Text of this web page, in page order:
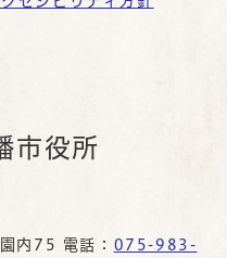
市役所
内75 電話： 075-983-